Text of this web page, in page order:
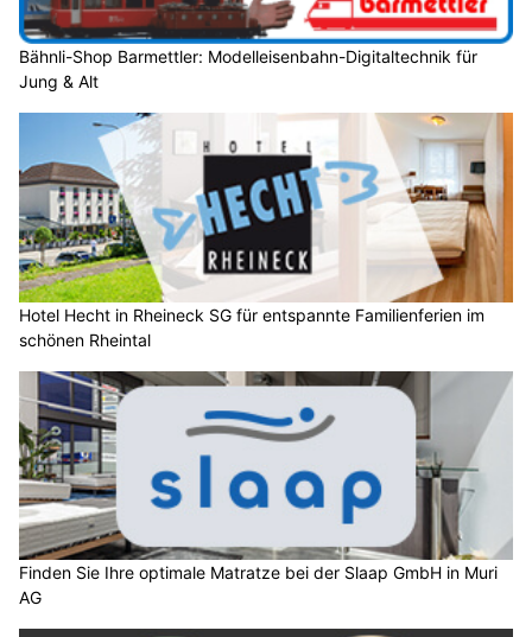
Bähnli-Shop Barmettler: Modelleisenbahn-Digitaltechnik für
Jung & Alt
Hotel Hecht in Rheineck SG für entspannte Familienferien im
schönen Rheintal
Finden Sie Ihre optimale Matratze bei der Slaap GmbH in Muri
AG